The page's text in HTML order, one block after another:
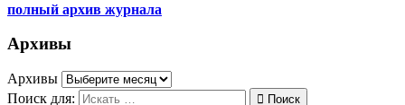
полный архив журнала
Архивы
Архивы
Поиск для:
Поиск